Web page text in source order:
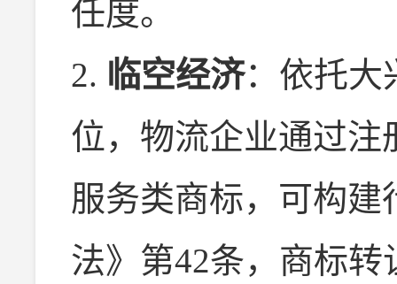
任度。
2. 临空经济：依托大
位，物流企业通过
服务类商标，可构
法》第42条，商标